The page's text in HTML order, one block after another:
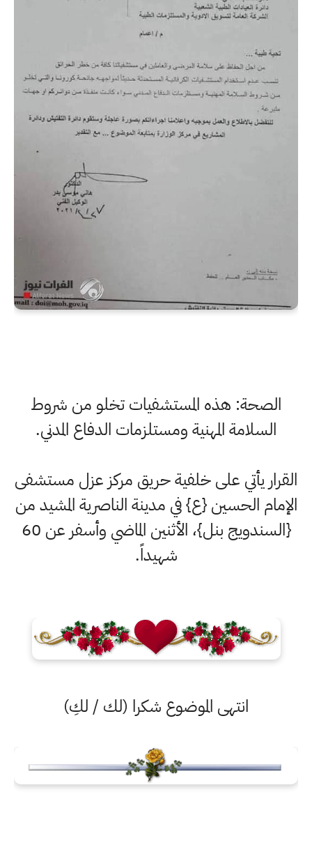
الصحة: هذه المستشفيات تخلو من شروط
السلامة المهنية ومستلزمات الدفاع المدني.
القرار يأتي على خلفية حريق مركز عزل مستشفى
الإمام الحسين {ع} في مدينة الناصرية المشيد من
{السندويج بنل}، الأثنين الماضي وأسفر عن 60
شهيداً.
انتهى الموضوع شكرا (لك / لكِ)